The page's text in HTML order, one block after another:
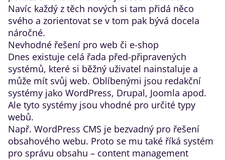
Navíc každý z těch nových si tam přidá něco
svého a zorientovat se v tom pak bývá docela
náročné.
Nevhodné řešení pro web či e-shop
Dnes existuje celá řada před-připravených
systémů, které si běžný uživatel nainstaluje a
může mít svůj web. Oblíbenými jsou redakční
systémy jako WordPress, Drupal, Joomla apod.
Ale tyto systémy jsou vhodné pro určité typy
webů.
Např. WordPress CMS je bezvadný pro řešení
obsahového webu. Proto se mu také říká systém
pro správu obsahu – content management